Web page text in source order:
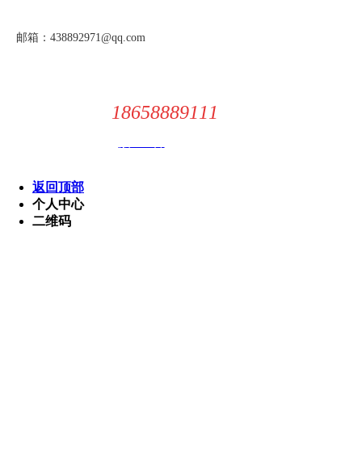
邮箱： 438892971@qq.com
18658889111
返回顶部
个人中心
二维码